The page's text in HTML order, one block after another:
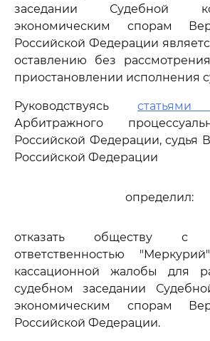
заседании Судебной
экономическим спорам
Российской Федерации
оставлению без
приостановлении исполнения
Руководствуясь статьями
Арбитражного
Российской Федерации, судья
Российской Федерации
определил:
отказать обществу с
ответственностью
кассационной жалобы для
судебном заседании
экономическим спорам
Российской Федерации.